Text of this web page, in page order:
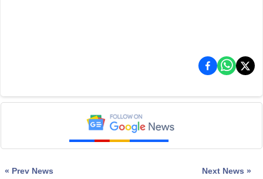
« Prev News Next News »